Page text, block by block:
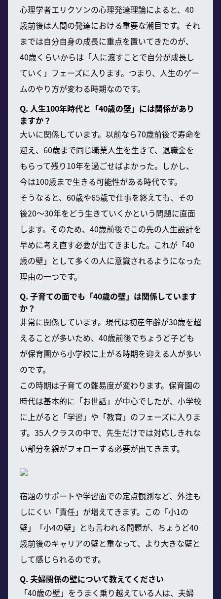
心理学者エリクソンの心理発達理論によると、40
歳前後は人間の発達における重要な潮目です。それ
までは自分自身の成長に重点を置いてきたのが、
40歳くらいからは「人に渡すことで自分が成長し
ていく」フェーズに入ります。つまり、人生のゲー
ムのやり方が変わる時期なのです。
Q. 人生100年時代と「40歳の壁」には関係があり
ますか？
大いに関係しています。以前なら70歳前後で寿命を
迎え、60歳まで同じ職業人生を生きて、退職金を
もらって残り10年を過ごせばよかった。しかし、
今は100歳まで生きる可能性がある時代です。
そうなると、60歳や65歳で仕事を終えても、その
後20〜30年をどう生きていくかという問題に直面
します。そのため、40歳前後でこの先の人生設計を
早めに考え直す必要が出てきました。これが「40
歳の壁」として多くの人に意識されるようになった
理由の一つです。
Q. 子育ての面でも「40歳の壁」は関係しています
か？
非常に関係しています。現代は初産年齢が30歳を超
えることが多いため、40歳前後でちょうど子ども
が保育園から小学校に上がる時期を迎える人が多い
のです。
この時期は子育ての難易度が変わります。保育園の
時代は基本的に「お世話」が中心でしたが、小学校
に上がると「学習」や「教育」のフェーズに入りま
す。35人クラスの中で、先生だけでは対応しきれな
い部分を親がフォローする必要が出てきます。
宿題のサポートや学習面での定点観測など、外注も
しにくい「責任」が増えてきます。この「小1の
壁」「小4の壁」とも言われる問題が、ちょうど40
歳前後のキャリアの壁と重なって、より大きな壁と
して感じられるのです。
Q. 夫婦関係の壁について教えてください
「40歳の壁」をうまく乗り越えている人は、夫婦